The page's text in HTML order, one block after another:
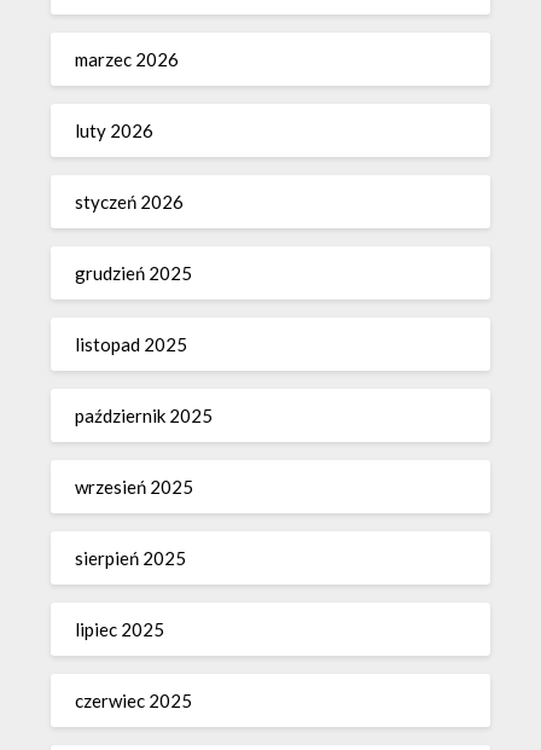
marzec 2026
luty 2026
styczeń 2026
grudzień 2025
listopad 2025
październik 2025
wrzesień 2025
sierpień 2025
lipiec 2025
czerwiec 2025